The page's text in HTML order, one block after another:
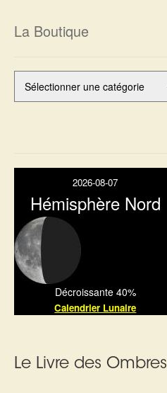
La Boutique
2026-08-07
Hémisphère Nord
Décroissante 40%
Calendrier Lunaire
Le Livre des Ombres